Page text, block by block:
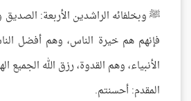
ﷺ وبخلفائه الراشدين الأربعة:
فإنهم هم خيرة الناس، وهم أفضل
الأنبياء، وهم القدوة، رزق الله الجميع
المقدم: أحسنتم.